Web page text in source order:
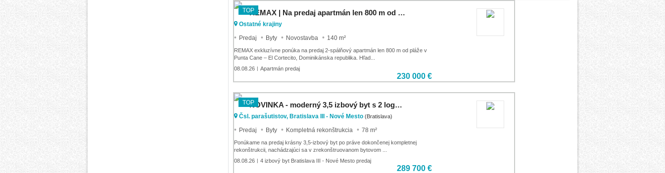
TOP REMAX | Na predaj apartmán len 800 m od pláže v Punta Cane – El Cortecito, Dominikánska republika
Ostatné krajiny
Predaj
Byty Novostavba 140 m²
REMAX exkluzívne ponúka na predaj 2-spálňový apartmán len 800 m od pláže v
Punta Cane – El Cortecito, Dominikánska republika. Hľad...
08.08.26 | Apartmán predaj
230 000 €
TOP NOVINKA - moderný 3,5 izbový byt s 2 loggiami v srdci Nového Mesta, Bratislava III
Čsl. parašutistov, Bratislava III - Nové Mesto (Bratislava)
Predaj Byty Kompletná rekonštrukcia 78 m²
Ponúkame na predaj krásny 3,5-izbový byt po práve dokončenej kompletnej
rekonštrukcii, nachádzajúci sa v zrekonštruovanom bytovom ...
08.08.26 | 4 izbový byt Bratislava III - Nové Mesto predaj
289 700 €